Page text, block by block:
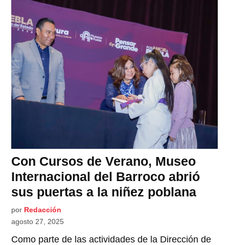
Con Cursos de Verano, Museo
Internacional del Barroco abrió
sus puertas a la niñez poblana
por Redacción
agosto 27, 2025
Como parte de las actividades de la Dirección de